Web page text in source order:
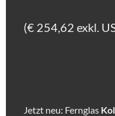
(€ 254,62 exkl.
Jetzt neu: Fernglas